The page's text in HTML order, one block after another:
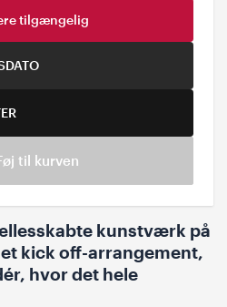
kunstværk på
kick off-arrangement,
hvor det hele
tilgængelig
til kurven